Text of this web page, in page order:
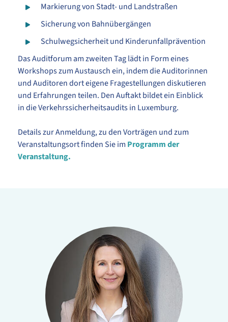
Markierung von Stadt- und Landstraßen
Sicherung von Bahnübergängen
Schulwegsicherheit und Kinderunfallprävention
Das Auditforum am zweiten Tag lädt in Form eines
Workshops zum Austausch ein, indem die Auditorinnen
und Auditoren dort eigene Fragestellungen diskutieren
und Erfahrungen teilen. Den Auftakt bildet ein Einblick
in die Verkehrssicherheitsaudits in Luxemburg.
Details zur Anmeldung, zu den Vorträgen und zum
Veranstaltungsort finden Sie im Programm der
Veranstaltung.